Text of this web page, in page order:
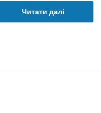
Читати далі